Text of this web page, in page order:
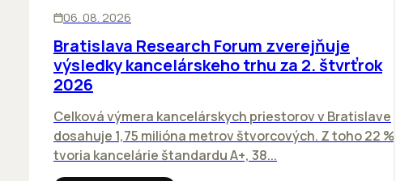
06. 08. 2026
Bratislava Research Forum zverejňuje
výsledky kancelárskeho trhu za 2. štvrťrok
2026
Celková výmera kancelárskych priestorov v Bratislave
dosahuje 1,75 milióna metrov štvorcových. Z toho 22 %
tvoria kancelárie štandardu A+, 38...